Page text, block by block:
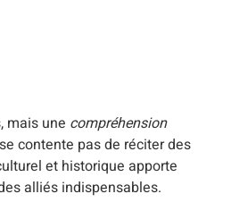
mais une compréhension
contente pas de réciter des
et historique apporte
alliés indispensables.